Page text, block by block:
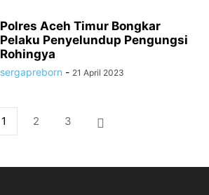
Polres Aceh Timur Bongkar
Pelaku Penyelundup Pengungsi
Rohingya
sergapreborn - 21 April 2023
1 2 3